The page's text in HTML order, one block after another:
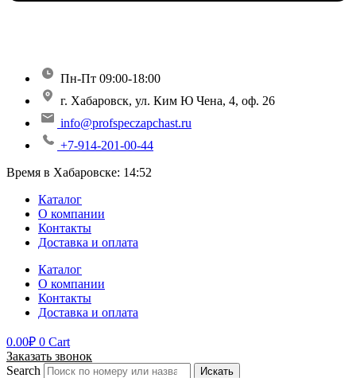
Пн-Пт 09:00-18:00
г. Хабаровск, ул. Ким Ю Чена, 4, оф. 26
info@profspeczapchast.ru
+7-914-201-00-44
Время в Хабаровске: 14:52
Каталог
О компании
Контакты
Доставка и оплата
Каталог
О компании
Контакты
Доставка и оплата
0.00₽ 0 Cart
Заказать звонок
Search
Искать